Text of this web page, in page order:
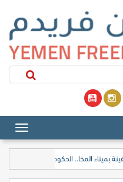
بميناء المخا.. الحكومة تدعو المجتمع